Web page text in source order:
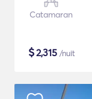
Catamaran
$2,315 /nuit